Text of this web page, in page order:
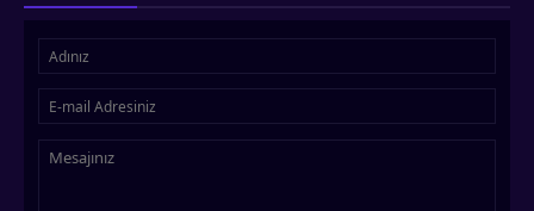
İzledim